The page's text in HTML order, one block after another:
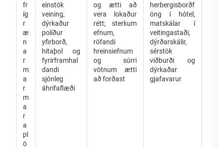
fr
íg
r
æ
n
a
r
m
a
r
m
a
r
a
pl
ö
einstök
veining,
dýrkaður
políður
yfirborð,
hitaþol og
fyrirframhal
dandi
sjónleg
áhrifaflæði
og ætti að
vera lokaður
rétt; sterkum
efnum,
röfandi
hreinsiefnum
og súrri
vötnum ætti
að forðast
herbergisborðf
öng í hótel,
matskálar í
veitingastaði,
dýrðarskálir,
sérstök
viðburði og
dýrkaðar
gjafavarur